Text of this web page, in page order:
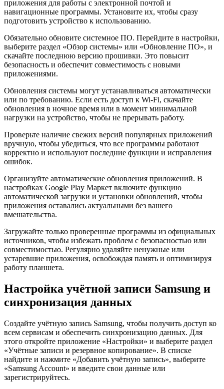
приложения для работы с электронной почтой и
навигационные программы. Установите их, чтобы сразу
подготовить устройство к использованию.
Обязательно обновите системное ПО. Перейдите в настройки,
выберите раздел «Обзор системы» или «Обновление ПО», и
скачайте последнюю версию прошивки. Это повысит
безопасность и обеспечит совместимость с новыми
приложениями.
Обновления системы могут устанавливаться автоматически
или по требованию. Если есть доступ к Wi-Fi, скачайте
обновления в ночное время или в момент минимальной
нагрузки на устройство, чтобы не прерывать работу.
Проверьте наличие свежих версий популярных приложений
вручную, чтобы убедиться, что все программы работают
корректно и используют последние функции и исправления
ошибок.
Организуйте автоматические обновления приложений. В
настройках Google Play Маркет включите функцию
автоматической загрузки и установки обновлений, чтобы
приложения оставались актуальными без вашего
вмешательства.
Загружайте только проверенные программы из официальных
источников, чтобы избежать проблем с безопасностью или
совместимостью. Регулярно удаляйте ненужные или
устаревшие приложения, освобождая память и оптимизируя
работу планшета.
Настройка учётной записи Samsung и
синхронизация данных
Создайте учётную запись Samsung, чтобы получить доступ ко
всем сервисам и обеспечить синхронизацию данных. Для
этого откройте приложение «Настройки» и выберите раздел
«Учётные записи и резервное копирование». В списке
найдите и нажмите «Добавить учётную запись», выберите
«Samsung Account» и введите свои данные или
зарегистрируйтесь.